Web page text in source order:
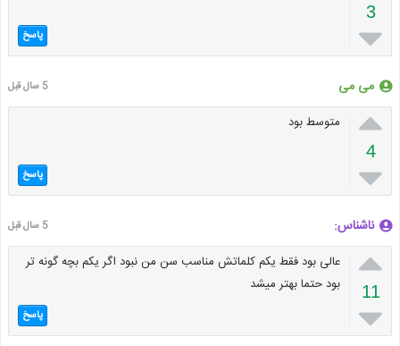
3
 پاسخ
می می 5 سال قبل

4

متوسط بود
پاسخ
ناشناس: 5 سال قبل

11

عالی بود فقط یکم کلماتش مناسب سن من نبود اگر یکم بچه گونه تر
بود حتما بهتر میشد
پاسخ